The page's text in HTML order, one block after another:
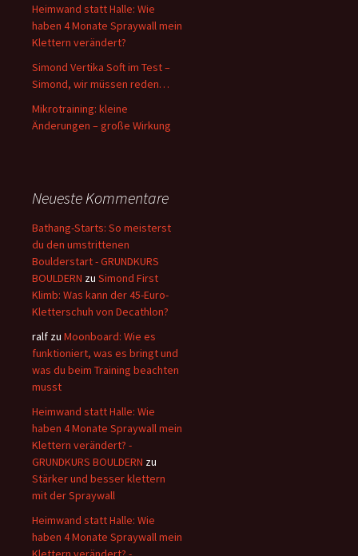
Heimwand statt Halle: Wie
haben 4 Monate Spraywall mein
Klettern verändert?
Simond Vertika Soft im Test –
Simond, wir müssen reden…
Mikrotraining: kleine
Änderungen – große Wirkung
Neueste Kommentare
Bathang-Starts: So meisterst
du den umstrittenen
Boulderstart - GRUNDKURS
BOULDERN zu Simond First
Klimb: Was kann der 45-Euro-
Kletterschuh von Decathlon?
ralf zu Moonboard: Wie es
funktioniert, was es bringt und
was du beim Training beachten
musst
Heimwand statt Halle: Wie
haben 4 Monate Spraywall mein
Klettern verändert? -
GRUNDKURS BOULDERN zu
Stärker und besser klettern
mit der Spraywall
Heimwand statt Halle: Wie
haben 4 Monate Spraywall mein